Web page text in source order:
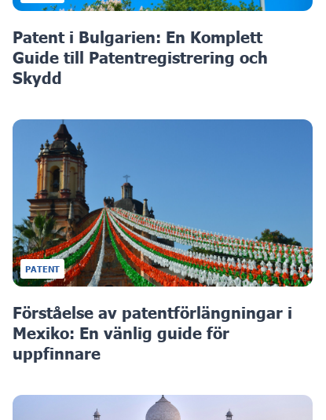
Patent i Bulgarien: En Komplett
Guide till Patentregistrering och
Skydd
PATENT
Förståelse av patentförlängningar i
Mexiko: En vänlig guide för
uppfinnare